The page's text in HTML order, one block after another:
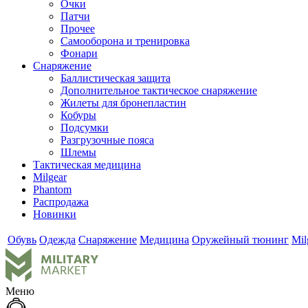
Очки
Патчи
Прочее
Самооборона и тренировка
Фонари
Снаряжение
Баллистическая защита
Дополнительное тактическое снаряжение
Жилеты для бронепластин
Кобуры
Подсумки
Разгрузочные пояса
Шлемы
Тактическая медицина
Milgear
Phantom
Распродажа
Новинки
Обувь Одежда Снаряжение Медицина Оружейный тюнинг
Меню